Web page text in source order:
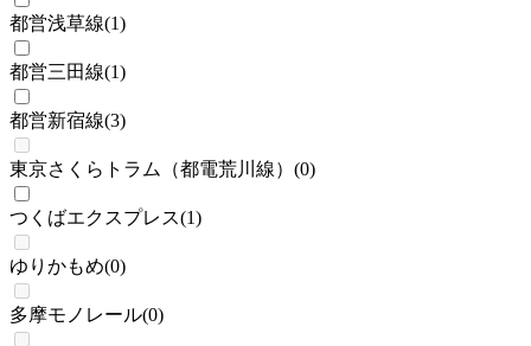
都営浅草線(1)
都営三田線(1)
都営新宿線(3)
東京さくらトラム（都電荒川線） (0)
つくばエクスプレス(1)
ゆりかもめ(0)
多摩モノレール(0)